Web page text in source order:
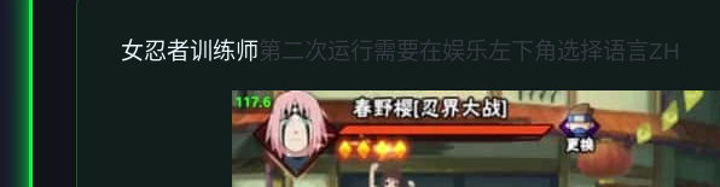
女忍者训练师第二次运行需要在娱乐左下角选择语言ZH